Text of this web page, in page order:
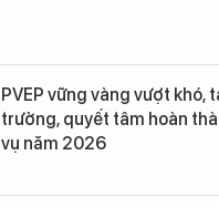
PVEP vững vàng vượt khó,
trưởng, quyết tâm hoàn
vụ năm 2026